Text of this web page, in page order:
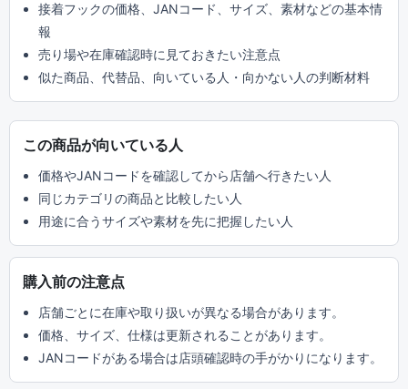
接着フックの価格、JANコード、サイズ、素材などの基本情
報
売り場や在庫確認時に見ておきたい注意点
似た商品、代替品、向いている人・向かない人の判断材料
この商品が向いている人
価格やJANコードを確認してから店舗へ行きたい人
同じカテゴリの商品と比較したい人
用途に合うサイズや素材を先に把握したい人
購入前の注意点
店舗ごとに在庫や取り扱いが異なる場合があります。
価格、サイズ、仕様は更新されることがあります。
JANコードがある場合は店頭確認時の手がかりになります。